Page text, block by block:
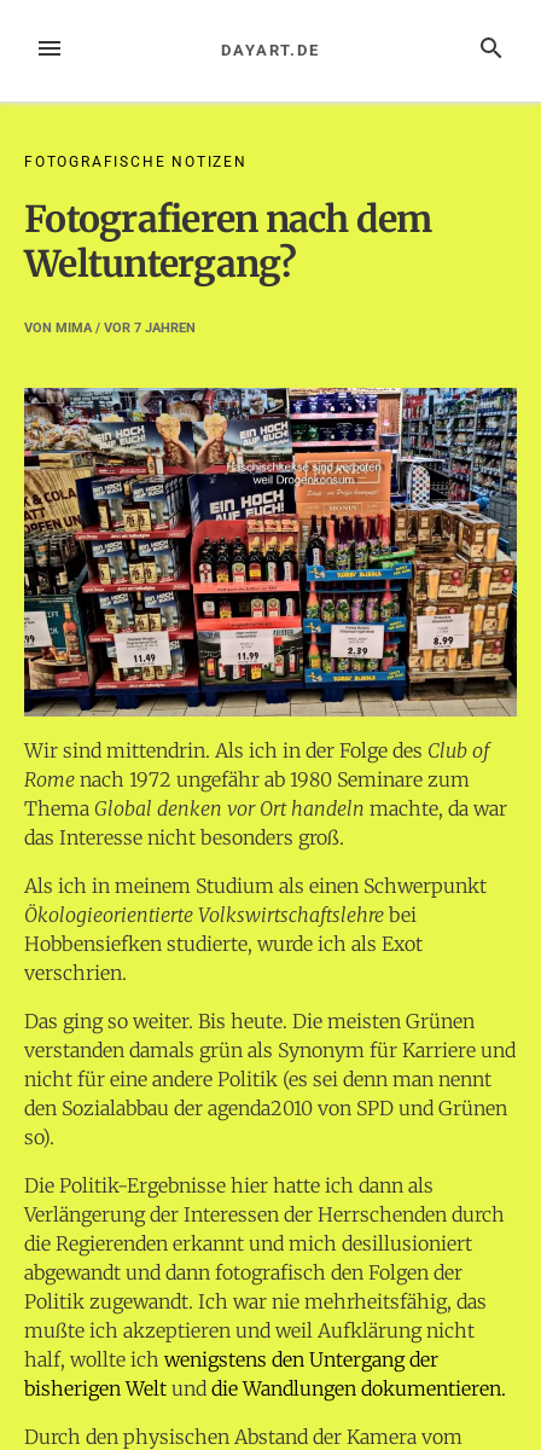
InhaltMENÜ SUCHE
DAYART.DE
FOTOGRAFISCHE NOTIZEN
Fotografieren nach dem
Weltuntergang?
VON MIMA/ VOR 7 JAHREN
Wir sind mittendrin. Als ich in der Folge des Club of
Rome nach 1972 ungefähr ab 1980 Seminare zum
Thema Global denken vor Ort handeln machte, da war
das Interesse nicht besonders groß.
Als ich in meinem Studium als einen Schwerpunkt
Ökologieorientierte Volkswirtschaftslehre bei
Hobbensiefken studierte, wurde ich als Exot
verschrien.
Das ging so weiter. Bis heute. Die meisten Grünen
verstanden damals grün als Synonym für Karriere und
nicht für eine andere Politik (es sei denn man nennt
den Sozialabbau der agenda2010 von SPD und Grünen
so).
Die Politik-Ergebnisse hier hatte ich dann als
Verlängerung der Interessen der Herrschenden durch
die Regierenden erkannt und mich desillusioniert
abgewandt und dann fotografisch den Folgen der
Politik zugewandt. Ich war nie mehrheitsfähig, das
mußte ich akzeptieren und weil Aufklärung nicht
half, wollte ich wenigstens den Untergang der
bisherigen Welt und die Wandlungen dokumentieren.
Durch den physischen Abstand der Kamera vom